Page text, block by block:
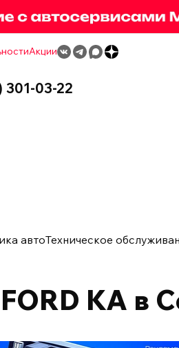
Акции
301-03-22
автоТехническое
KA в